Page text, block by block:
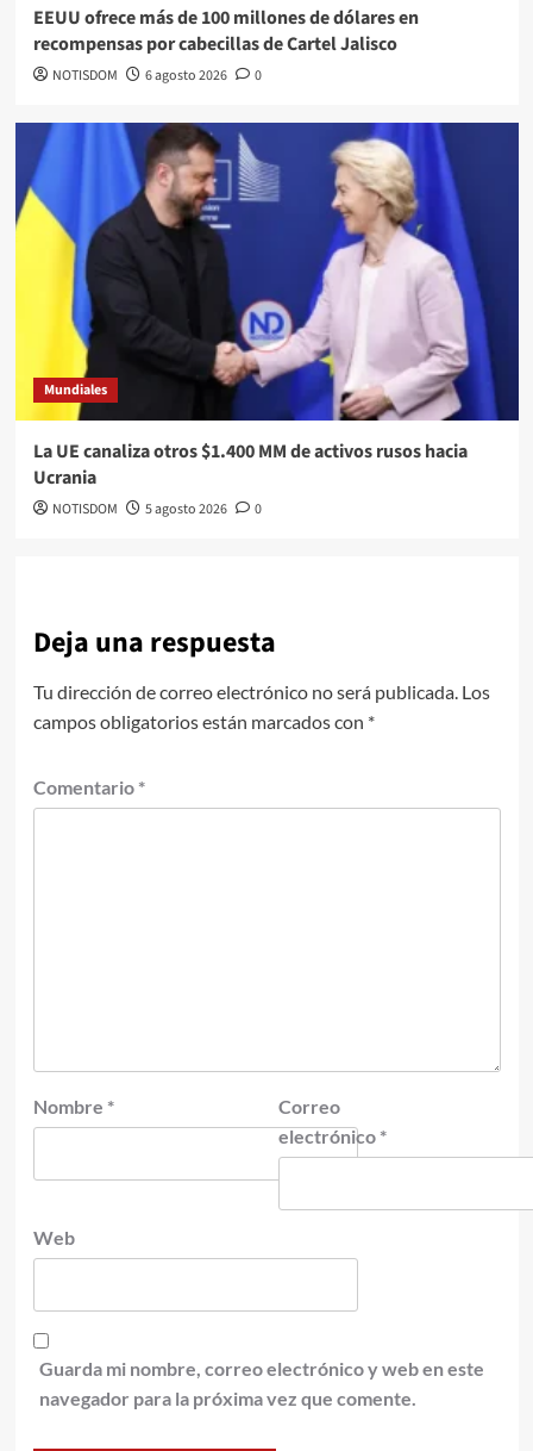
EEUU ofrece más de 100 millones de dólares en
recompensas por cabecillas de Cartel Jalisco
NOTISDOM 6 agosto 2026 0
Mundiales
La UE canaliza otros $1.400 MM de activos rusos hacia
Ucrania
NOTISDOM 5 agosto 2026 0
Deja una respuesta
Tu dirección de correo electrónico no será publicada. Los
campos obligatorios están marcados con *
Comentario *
Nombre *
Correo
electrónico *
Web
Guarda mi nombre, correo electrónico y web en este
navegador para la próxima vez que comente.